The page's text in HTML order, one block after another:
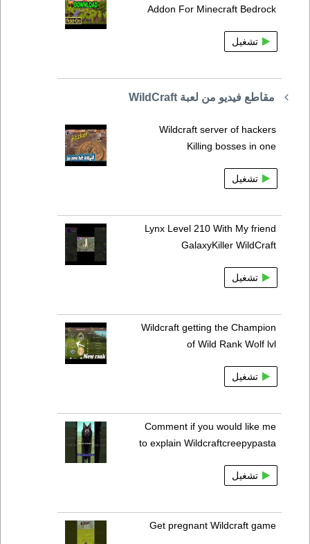
Addon For Minecraft Bedrock
تشغيل
مقاطع فيديو من لعبة WildCraft
Wildcraft server of hackers
Killing bosses in one
تشغيل
Lynx Level 210 With My friend
GalaxyKiller WildCraft
تشغيل
Wildcraft getting the Champion
of Wild Rank Wolf lvl
تشغيل
Comment if you would like me
to explain Wildcraftcreepypasta
تشغيل
Get pregnant Wildcraft game